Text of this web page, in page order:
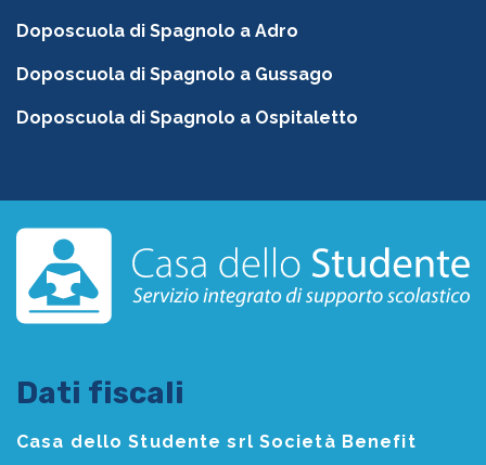
Doposcuola di Spagnolo a Adro
Doposcuola di Spagnolo a Gussago
Doposcuola di Spagnolo a Ospitaletto
Dati fiscali
Casa dello Studente srl Società Benefit